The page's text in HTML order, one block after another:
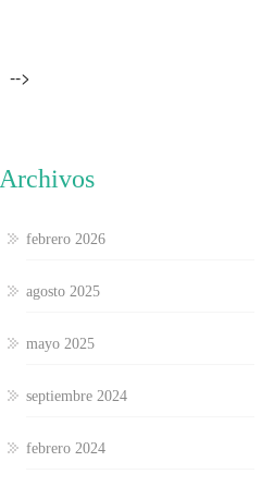
-->
Archivos
febrero 2026
agosto 2025
mayo 2025
septiembre 2024
febrero 2024